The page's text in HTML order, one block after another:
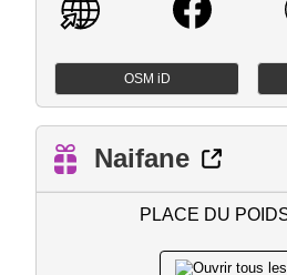
OSM iD
Naifane
PLACE DU